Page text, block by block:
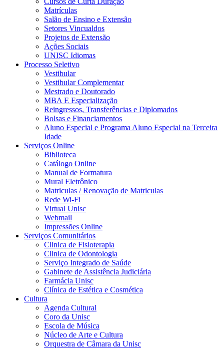
Matrículas
Salão de Ensino e Extensão
Setores Vincualdos
Projetos de Extensão
Ações Sociais
UNISC Idiomas
Processo Seletivo
Vestibular
Vestibular Complementar
Mestrado e Doutorado
MBA E Especialização
Reingressos, Transferências e Diplomados
Bolsas e Financiamentos
Aluno Especial e Programa Aluno Especial na Terceira
Idade
Serviços Online
Biblioteca
Catálogo Online
Manual de Formatura
Mural Eletrônico
Matriculas / Renovação de Matriculas
Rede Wi-Fi
Virtual Unisc
Webmail
Impressões Online
Serviços Comunitários
Clinica de Fisioterapia
Clinica de Odontologia
Serviço Integrado de Saúde
Gabinete de Assistência Judiciária
Farmácia Unisc
Clínica de Estética e Cosmética
Cultura
Agenda Cultural
Coro da Unisc
Escola de Música
Núcleo de Arte e Cultura
Orquestra de Câmara da Unisc